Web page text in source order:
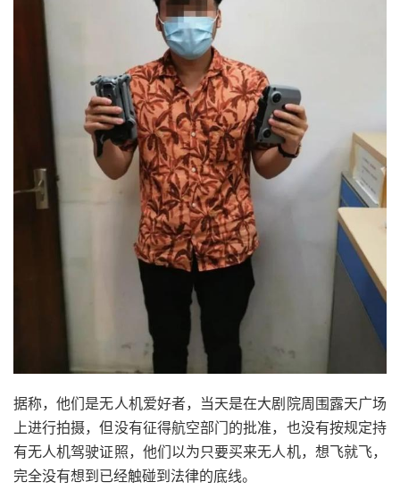
据称，他们是无人机爱好者，当天是在大剧院周围露天广场
上进行拍摄，但没有征得航空部门的批准，也没有按规定持
有无人机驾驶证照，他们以为只要买来无人机，想飞就飞，
完全没有想到已经触碰到法律的底线。